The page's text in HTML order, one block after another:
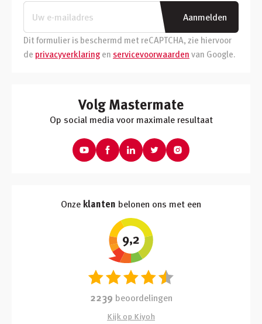
Aanmelden
Dit formulier is beschermd met reCAPTCHA, zie hiervoor
de privacyverklaringen servicevoorwaardenvan Google.
Volg Mastermate
Op social media voor maximale resultaat
Onze klanten belonen ons met een
9,2
2239 beoordelingen
Kijk op Kiyoh